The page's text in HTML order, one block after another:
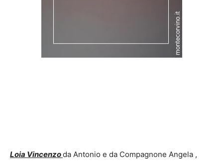
Loia Vincenzoda Antonio e da Compagnone Angela ,